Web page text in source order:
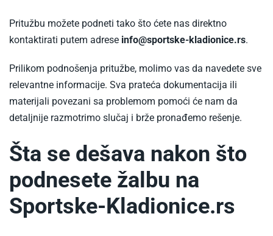
Pritužbu možete podneti tako što ćete nas direktno
kontaktirati putem adrese info@sportske-kladionice.rs.
Prilikom podnošenja pritužbe, molimo vas da navedete sve
relevantne informacije. Sva prateća dokumentacija ili
materijali povezani sa problemom pomoći će nam da
detaljnije razmotrimo slučaj i brže pronađemo rešenje.
Šta se dešava nakon što
podnesete žalbu na
Sportske-Kladionice.rs